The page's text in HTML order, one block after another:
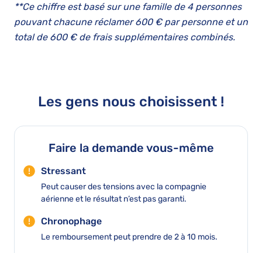
**Ce chiffre est basé sur une famille de 4 personnes
pouvant chacune réclamer 600 € par personne et un
total de 600 € de frais supplémentaires combinés.
Les gens nous choisissent !
Faire la demande vous-même
Stressant
Peut causer des tensions avec la compagnie
aérienne et le résultat n’est pas garanti.
Chronophage
Le remboursement peut prendre de 2 à 10 mois.